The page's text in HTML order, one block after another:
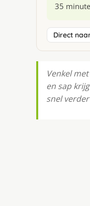
35
Direct
Venkel
en sap
snel